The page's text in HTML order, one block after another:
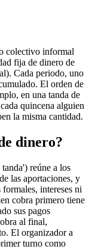
colectivo informal
fija de dinero de
Cada periodo, uno
El orden de
en una tanda de
quincena alguien
la misma cantidad.
dinero?
reúne a los
las aportaciones, y
intereses ni
cobra primero tiene
sus pagos
al final,
El organizador a
turno como